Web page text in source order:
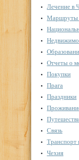
Лечение в
Маршруты
Отчеты о
Покупки
Прага
Праздники
Связь
Транспорт
Чехия